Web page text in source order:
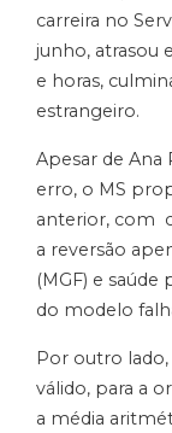
carreira no
junho, atrasou
e horas,
estrangeiro.
Apesar de Ana
erro, o MS
anterior, com
a reversão
(MGF) e
do modelo
Por outro
válido, para a
a média